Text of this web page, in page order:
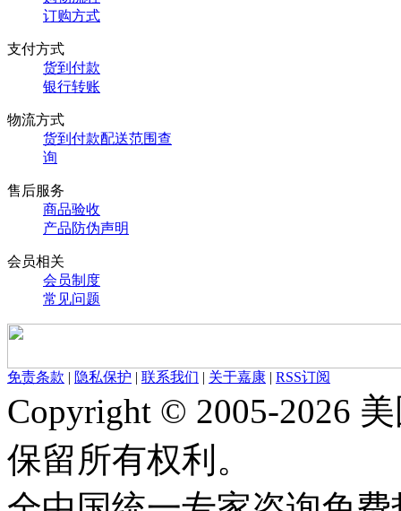
订购方式
支付方式
货到付款
银行转账
物流方式
货到付款配送范围查
询
售后服务
商品验收
产品防伪声明
会员相关
会员制度
常见问题
免责条款 | 隐私保护 | 联系我们 | 关于嘉康 | RSS订阅
Copyright © 2005-2026
保留所有权利。